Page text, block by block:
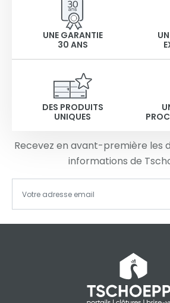
UNE GARANTIE
30 ANS
DES PRODUITS
UNIQUES
Recevez en avant-première les
informations de